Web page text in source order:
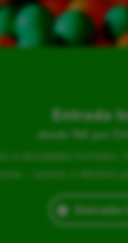
Entrada
desde 15€ por
a atividades incríveis.
– somos o destino
Entrada